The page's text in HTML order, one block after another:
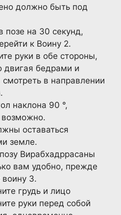
должно быть под
позе на 30 секунд,
к Воину 2.
руки в обе стороны,
двигая бедрами и
в направлении
наклона 90 °,
возможно.
оставаться
земле.
Вирабхадррасаны
вам удобно, прежде
3.
грудь и лицо
руки перед собой